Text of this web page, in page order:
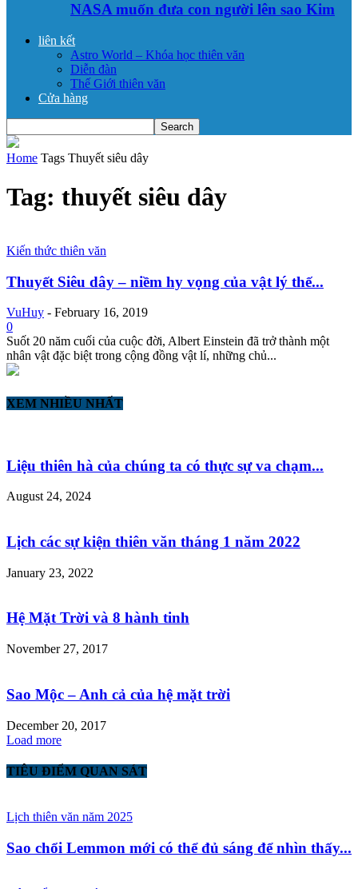
NASA muốn đưa con người lên sao Kim
liên kết
Astro World – Khóa học thiên văn
Diễn đàn
Thế Giới thiên văn
Cửa hàng
Home Tags Thuyết siêu dây
Tag: thuyết siêu dây
Kiến thức thiên văn
Thuyết Siêu dây – niềm hy vọng của vật lý thế...
VuHuy - February 16, 2019
0
Suốt 20 năm cuối của cuộc đời, Albert Einstein đã trở thành một
nhân vật đặc biệt trong cộng đồng vật lí, những chủ...
XEM NHIỀU NHẤT
Liệu thiên hà của chúng ta có thực sự va chạm...
August 24, 2024
Lịch các sự kiện thiên văn tháng 1 năm 2022
January 23, 2022
Hệ Mặt Trời và 8 hành tinh
November 27, 2017
Sao Mộc – Anh cả của hệ mặt trời
December 20, 2017
Load more
TIÊU ĐIỂM QUAN SÁT
Lịch thiên văn năm 2025
Sao chổi Lemmon mới có thể đủ sáng để nhìn thấy...